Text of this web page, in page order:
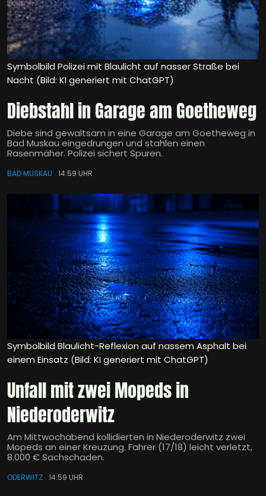
Symbolbild Polizei mit Blaulicht auf nasser Straße bei
Nacht (Bild: KI generiert mit ChatGPT)
Diebstahl in Garage am Goetheweg
Diebe sind gewaltsam in eine Garage am Goetheweg in
Bad Muskau eingedrungen und stahlen einen
Rasenmäher. Polizei sichert Spuren.
BAD MUSKAU 14:59 UHR
Symbolbild Blaulicht-Reflexion auf nassem Asphalt bei
einem Einsatz (Bild: KI generiert mit ChatGPT)
Unfall mit zwei Mopeds in
Niederoderwitz
Am Mittwochabend kollidierten in Niederoderwitz zwei
Mopeds an einer Kreuzung. Fahrer (17/18) leicht verletzt,
8.000 € Sachschaden.
ODERWITZ 14:59 UHR